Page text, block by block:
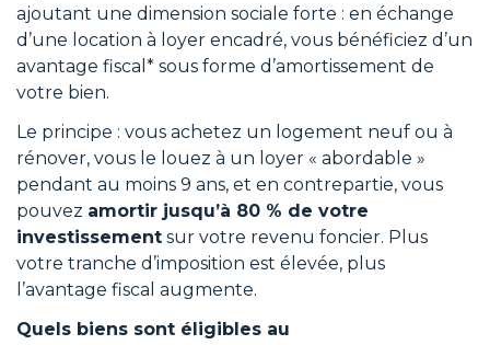
ajoutant une dimension sociale forte : en échange
d’une location à loyer encadré, vous bénéficiez d’un
avantage fiscal* sous forme d’amortissement de
votre bien.
Le principe : vous achetez un logement neuf ou à
rénover, vous le louez à un loyer « abordable »
pendant au moins 9 ans, et en contrepartie, vous
pouvez amortir jusqu’à 80 % de votre
investissement sur votre revenu foncier. Plus
votre tranche d’imposition est élevée, plus
l’avantage fiscal augmente.
Quels biens sont éligibles au